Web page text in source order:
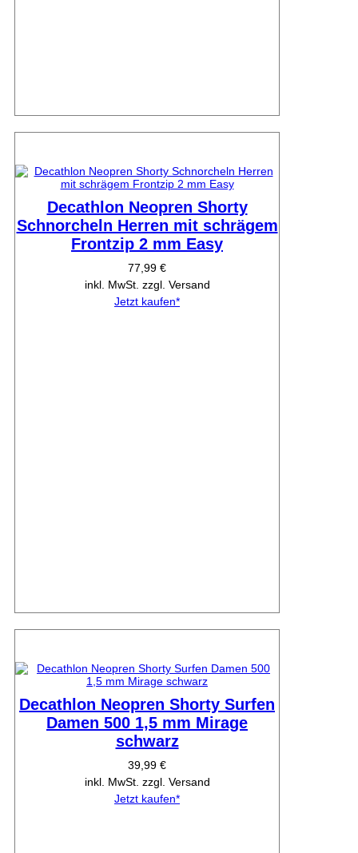
Decathlon Neopren Shorty
Schnorcheln Herren mit schrägem
Frontzip 2 mm Easy
77,99 €
inkl. MwSt. zzgl. Versand
Jetzt kaufen*
Decathlon Neopren Shorty Surfen
Damen 500 1,5 mm Mirage
schwarz
39,99 €
inkl. MwSt. zzgl. Versand
Jetzt kaufen*